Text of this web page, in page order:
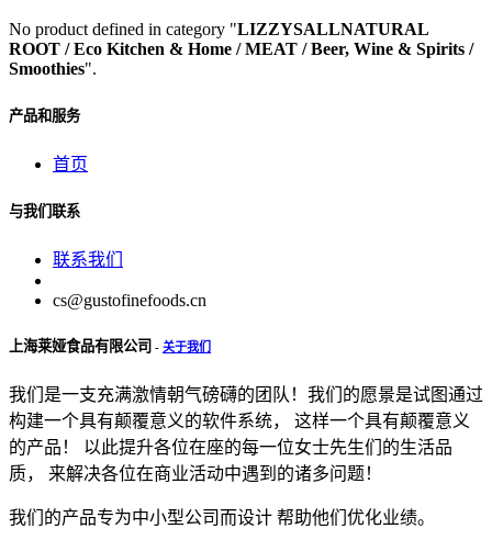
No product defined in category "LIZZYSALLNATURAL
ROOT / Eco Kitchen & Home / MEAT / Beer, Wine & Spirits /
Smoothies".
产品和服务
首页
与我们联系
联系我们
cs@gustofinefoods.cn
上海莱娅食品有限公司 - 关于我们
我们是一支充满激情朝气磅礴的团队！我们的愿景是试图通过
构建一个具有颠覆意义的软件系统， 这样一个具有颠覆意义
的产品！ 以此提升各位在座的每一位女士先生们的生活品
质， 来解决各位在商业活动中遇到的诸多问题！
我们的产品专为中小型公司而设计 帮助他们优化业绩。